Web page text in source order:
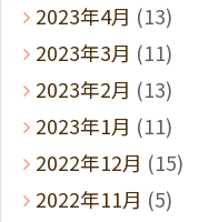
2023年4月 (13)
2023年3月 (11)
2023年2月 (13)
2023年1月 (11)
2022年12月 (15)
2022年11月 (5)